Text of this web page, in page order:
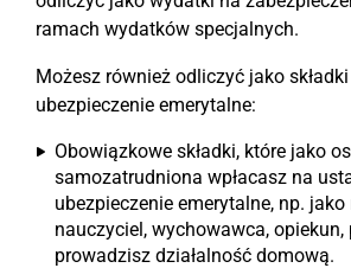
ramach wydatków specjalnych.
Możesz również odliczyć jako
ubezpieczenie emerytalne:
Obowiązkowe składki, które jako
samozatrudniona wpłacasz na
ubezpieczenie emerytalne, np.
nauczyciel, wychowawca, opiekun,
prowadzisz działalność domową.